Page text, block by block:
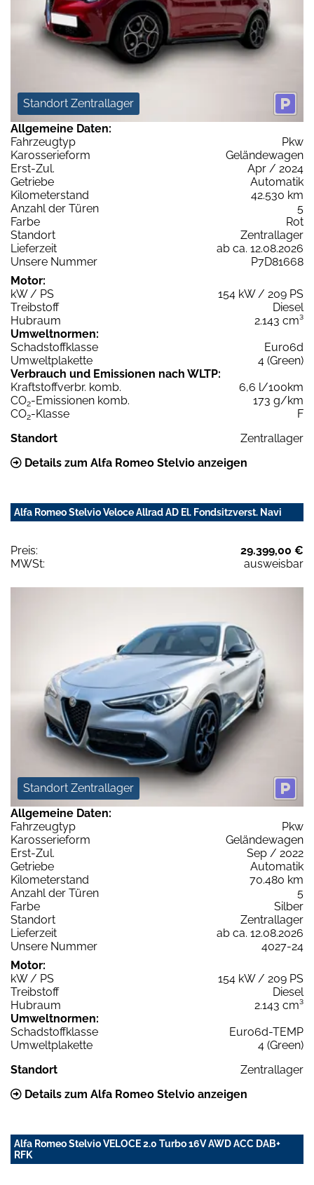
Standort Zentrallager
Allgemeine Daten:
Fahrzeugtyp
Pkw
Karosserieform
Geländewagen
Erst-Zul.
Apr / 2024
Getriebe
Automatik
Kilometerstand
42.530 km
Anzahl der Türen
5
Farbe
Rot
Standort
Zentrallager
Lieferzeit
ab ca. 12.08.2026
Unsere Nummer
P7D81668
Motor:
kW / PS
154 kW / 209 PS
Treibstoff
Diesel
Hubraum
2.143 cm³
Umweltnormen:
Schadstoffklasse
Euro6d
Umweltplakette
4 (Green)
Verbrauch und Emissionen nach WLTP:
Kraftstoffverbr. komb.
6,6 l/100km
CO2-Emissionen komb.
173 g/km
CO2-Klasse
F
Standort
Zentrallager
Details zum Alfa Romeo Stelvio anzeigen
Alfa Romeo Stelvio Veloce Allrad AD El. Fondsitzverst. Navi
Preis:
29.399,00 €
MWSt:
ausweisbar
Standort Zentrallager
Allgemeine Daten:
Fahrzeugtyp
Pkw
Karosserieform
Geländewagen
Erst-Zul.
Sep / 2022
Getriebe
Automatik
Kilometerstand
70.480 km
Anzahl der Türen
5
Farbe
Silber
Standort
Zentrallager
Lieferzeit
ab ca. 12.08.2026
Unsere Nummer
4027-24
Motor:
kW / PS
154 kW / 209 PS
Treibstoff
Diesel
Hubraum
2.143 cm³
Umweltnormen:
Schadstoffklasse
Euro6d-TEMP
Umweltplakette
4 (Green)
Standort
Zentrallager
Details zum Alfa Romeo Stelvio anzeigen
Alfa Romeo Stelvio VELOCE 2.0 Turbo 16V AWD ACC DAB+
RFK